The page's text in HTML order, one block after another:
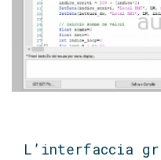
L’interfaccia